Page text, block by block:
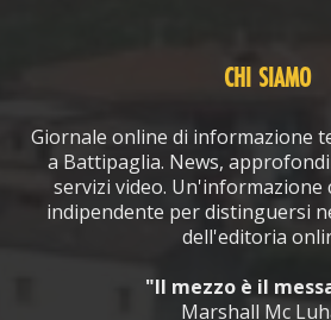
CHI SIAMO
Giornale online di informazione
a Battipaglia. News,
servizi video. Un'informazione
indipendente per distinguersi
dell'editoria
"Il mezzo è il
Marshall Mc